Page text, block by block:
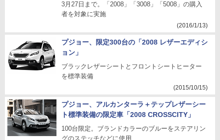
3月27日まで。「2008」「3008」「5008」の購入
者を対象に実施
(2016/1/13)
プジョー、限定300台の「2008 レザーエディシ
ョン」
ブラックレザーシートとフロントシートヒーター
を標準装備
(2015/10/15)
プジョー、アルカンターラ＋テップレザーシー
ト標準装備の限定車「2008 CROSSCITY」
100台限定。ブランドカラーのブルーをステアリン
グのステッチなどに使用